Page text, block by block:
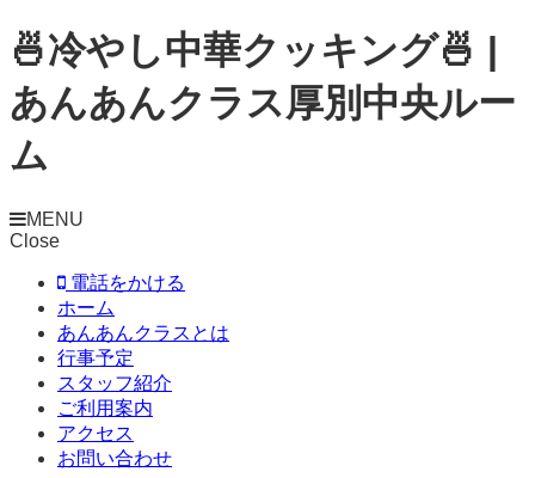
🍜冷やし中華クッキング🍜 |
あんあんクラス厚別中央ルー
ム
MENU
Close
電話をかける
ホーム
あんあんクラスとは
行事予定
スタッフ紹介
ご利用案内
アクセス
お問い合わせ